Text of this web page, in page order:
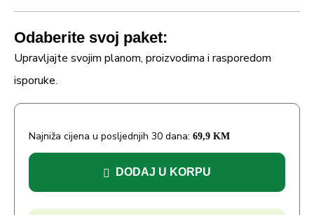
Odaberite svoj paket:
Upravljajte svojim planom, proizvodima i rasporedom
isporuke.
Najniža cijena u posljednjih 30 dana: 69,9 KM
DODAJ U KORPU